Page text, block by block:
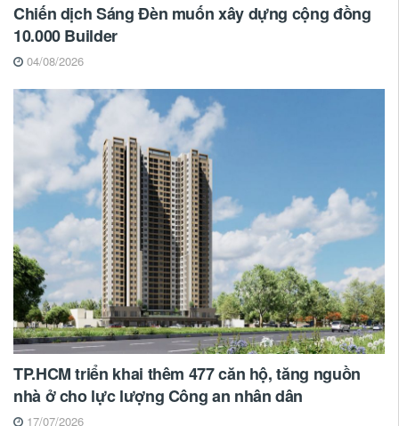
Chiến dịch Sáng Đèn muốn xây dựng cộng đồng
10.000 Builder
04/08/2026
TP.HCM triển khai thêm 477 căn hộ, tăng nguồn
nhà ở cho lực lượng Công an nhân dân
17/07/2026